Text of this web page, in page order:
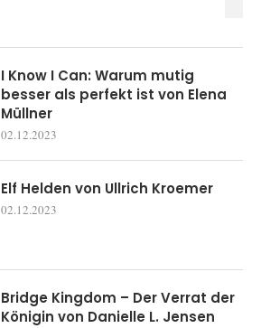
I Know I Can: Warum mutig
besser als perfekt ist von Elena
Müllner
02.12.2023
Elf Helden von Ullrich Kroemer
02.12.2023
Bridge Kingdom – Der Verrat der
Königin von Danielle L. Jensen